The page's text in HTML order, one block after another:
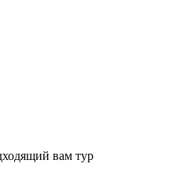
вам тур